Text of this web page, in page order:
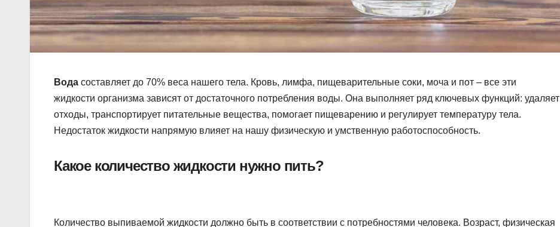
Вода составляет до 70% веса нашего тела. Кровь, лимфа, пищеварительные соки, моча и пот – все эти
жидкости организма зависят от достаточного потребления воды. Она выполняет ряд ключевых функций: удаляет
отходы, транспортирует питательные вещества, помогает пищеварению и регулирует температуру тела.
Недостаток жидкости напрямую влияет на нашу физическую и умственную работоспособность.
Какое количество жидкости нужно пить?
Количество выпиваемой жидкости должно быть в соответствии с потребностями человека. Возраст, физическая